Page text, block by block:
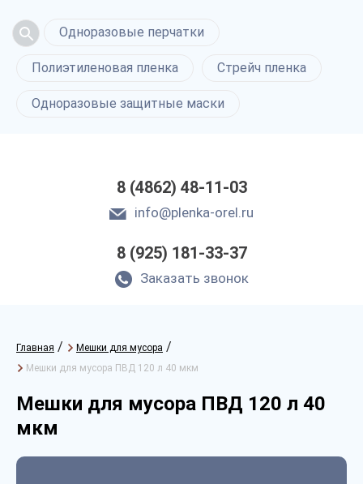
Одноразовые перчатки
Полиэтиленовая пленка Стрейч пленка
Одноразовые защитные маски
8 (4862) 48-11-03
info@plenka-orel.ru
8 (925) 181-33-37
Заказать звонок
Главная / Мешки для мусора /
Мешки для мусора ПВД 120 л 40 мкм
Мешки для мусора ПВД 120 л 40
мкм